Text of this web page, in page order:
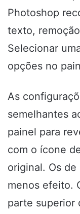
Photoshop
texto,
Selecionar
opções no
As
semelhantes
painel para
com o ícone
original. Os de
menos efeito.
parte superior